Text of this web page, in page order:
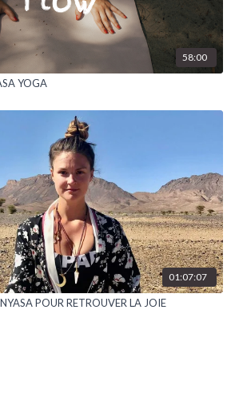
58:00
YOGA
01:07:07
POUR RETROUVER LA JOIE